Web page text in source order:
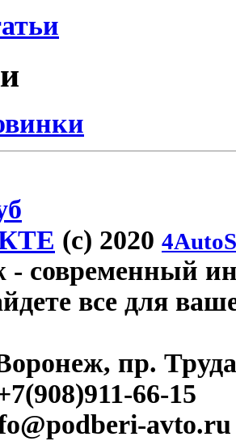
(c) 2020
- современный
все для
пр.
66-15
avto.ru